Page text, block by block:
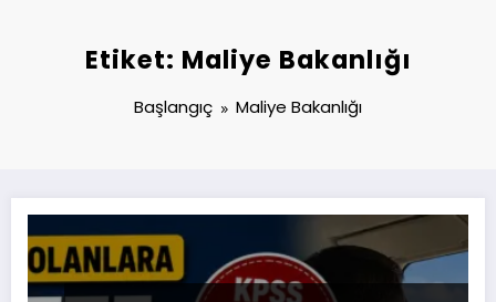
Etiket: Maliye Bakanlığı
Başlangıç Maliye Bakanlığı